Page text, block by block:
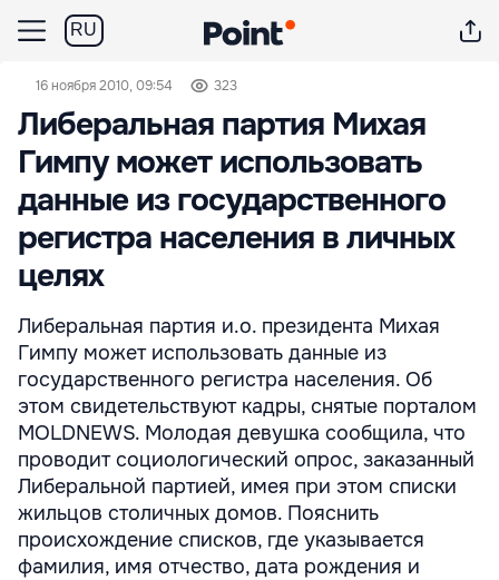
RU
16 ноября 2010, 09:54 323
Либеральная партия Михая
Гимпу может использовать
данные из государственного
регистра населения в личных
целях
Либеральная партия и.о. президента Михая
Гимпу может использовать данные из
государственного регистра населения. Об
этом свидетельствуют кадры, снятые порталом
MOLDNEWS. Молодая девушка сообщила, что
проводит социологический опрос, заказанный
Либеральной партией, имея при этом списки
жильцов столичных домов. Пояснить
происхождение списков, где указывается
фамилия, имя отчество, дата рождения и